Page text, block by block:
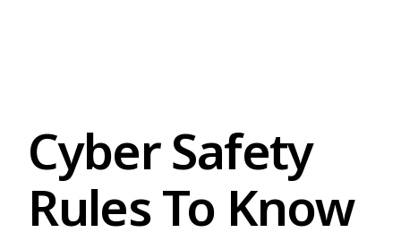
Cyber Safety
Rules To Know